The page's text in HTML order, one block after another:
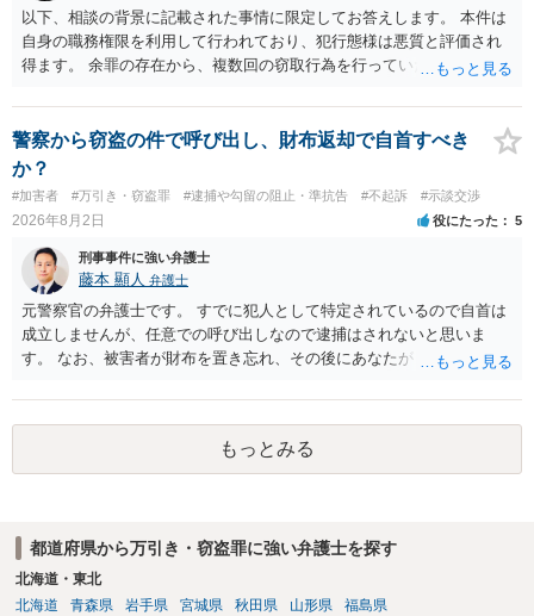
以下、相談の背景に記載された事情に限定してお答えします。 本件は
自身の職務権限を利用して行われており、犯行態様は悪質と評価され
得ます。 余罪の存在から、複数回の窃取行為を行っていたことも悪質
ると思われます。 他方、余罪を含めた全額を弁済していることは、被
害者の経済的損害の回復として有利に斟酌されます。 また、前科前歴
を有しないことも、規範意識が鈍磨しきっているとまでは言えず、有
利な点です。 その他、家族の監督等の情状証拠を適切に提出すること
で、私見ですが、執行猶予判決を視野に入れることが可能な事案と思
われます。 上記、一つの意見として参考ください。
警察から窃盗の件で呼び出し、財布返却で自首すべき
か？
#加害者 #万引き・窃盗罪 #逮捕や勾留の阻止・準抗告 #不起訴 #示談交渉
2026年8月2日 役にたった 5
刑事事件に強い弁護士
藤本 顯人 弁護士
元警察官の弁護士です。 すでに犯人として特定されているので自首は
成立しませんが、任意での呼び出しなので逮捕はされないと思いま
す。 なお、被害者が財布を置き忘れ、その後にあなたがトイレに入
と言い逃れはかなり厳しいものと思います。
もっとみる
都道府県から万引き・窃盗罪に強い弁護士を探す
北海道・東北
北海道
青森県 岩手県 宮城県 秋田県 山形県 福島県